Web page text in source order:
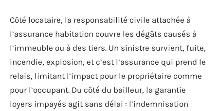
Côté locataire, la responsabilité civile attachée à
l’assurance habitation couvre les dégâts causés à
l’immeuble ou à des tiers. Un sinistre survient, fuite,
incendie, explosion, et c’est l’assurance qui prend le
relais, limitant l’impact pour le propriétaire comme
pour l’occupant. Du côté du bailleur, la garantie
loyers impayés agit sans délai : l’indemnisation